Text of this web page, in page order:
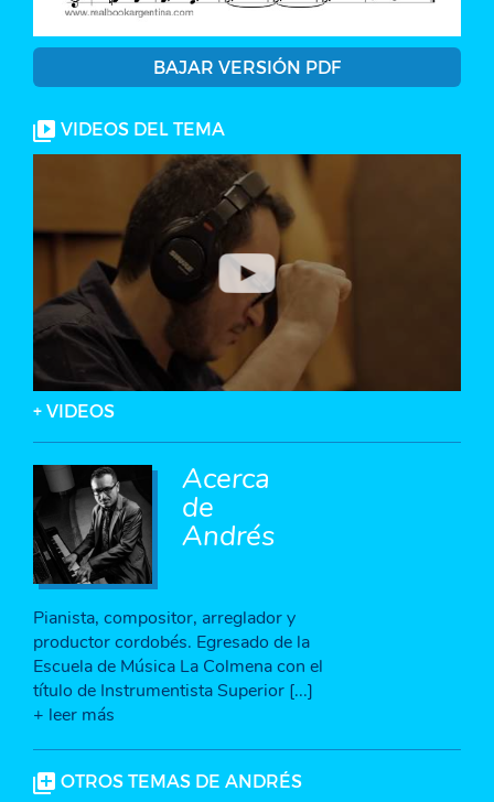
BAJAR VERSIÓN PDF
VIDEOS DEL TEMA
+ VIDEOS
Acerca
de
Andrés
Pianista, compositor, arreglador y
productor cordobés. Egresado de la
Escuela de Música La Colmena con el
título de Instrumentista Superior [...]
+ leer más
OTROS TEMAS DE ANDRÉS